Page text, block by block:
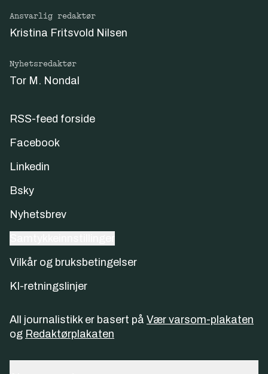
Ansvarlig redaktør
Kristina Fritsvold Nilsen
Nyhetsredaktør
Tor M. Nondal
RSS-feed forside
Facebook
Linkedin
Bsky
Nyhetsbrev
Vilkår og bruksbetingelser
KI-retningslinjer
All journalistikk er basert på Vær varsom-plakaten
og Redaktørplakaten